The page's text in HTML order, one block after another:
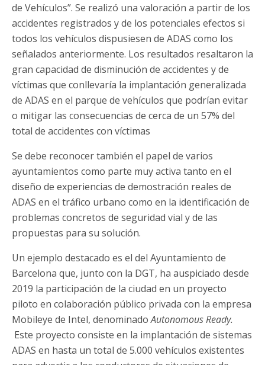
de Vehículos”. Se realizó una valoración a partir de los
accidentes registrados y de los potenciales efectos si
todos los vehículos dispusiesen de ADAS como los
señalados anteriormente. Los resultados resaltaron la
gran capacidad de disminución de accidentes y de
víctimas que conllevaría la implantación generalizada
de ADAS en el parque de vehículos que podrían evitar
o mitigar las consecuencias de cerca de un 57% del
total de accidentes con víctimas
Se debe reconocer también el papel de varios
ayuntamientos como parte muy activa tanto en el
diseño de experiencias de demostración reales de
ADAS en el tráfico urbano como en la identificación de
problemas concretos de seguridad vial y de las
propuestas para su solución.
Un ejemplo destacado es el del Ayuntamiento de
Barcelona que, junto con la DGT, ha auspiciado desde
2019 la participación de la ciudad en un proyecto
piloto en colaboración público privada con la empresa
Mobileye de Intel, denominadoAutonomous Ready.
Este proyecto consiste en la implantación de sistemas
ADAS en hasta un total de 5.000 vehículos existentes